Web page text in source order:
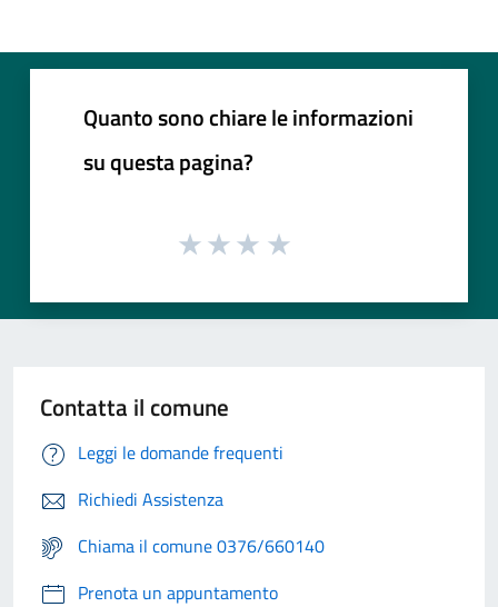
Quanto sono chiare le informazioni
su questa pagina?
Contatta il comune
Leggi le domande frequenti
Richiedi Assistenza
Chiama il comune 0376/660140
Prenota un appuntamento